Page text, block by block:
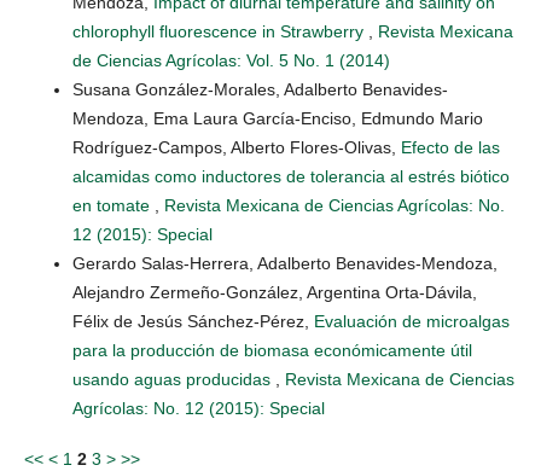
chlorophyll fluorescence in Strawberry
Revista Mexicana
de Ciencias Agrícolas: Vol. 5 No. 1 (2014)
Susana González-Morales, Adalberto Benavides-
Mendoza, Ema Laura García-Enciso, Edmundo Mario
Rodríguez-Campos, Alberto Flores-Olivas, Efecto de las
alcamidas como inductores de tolerancia al estrés biótico
en tomate
Revista Mexicana de Ciencias Agrícolas: No.
12 (2015): Special
Gerardo Salas-Herrera, Adalberto Benavides-Mendoza,
Alejandro Zermeño-González, Argentina Orta-Dávila,
Félix de Jesús Sánchez-Pérez, Evaluación de microalgas
para la producción de biomasa económicamente útil
usando aguas producidas
Revista Mexicana de Ciencias
Agrícolas: No. 12 (2015): Special
<< < 1 2 3 > >>